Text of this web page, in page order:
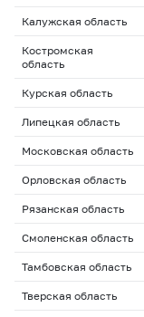
Калужская область
Костромская
область
Курская область
Липецкая область
Московская область
Орловская область
Рязанская область
Смоленская область
Тамбовская область
Тверская область